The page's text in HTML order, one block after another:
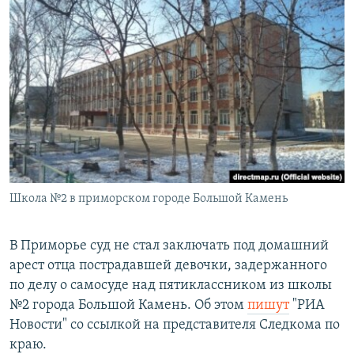
поиску
СЕВЕР.РЕАЛИИ
СИБИРЬ.РЕАЛИИ
РАСПИСАНИЕ ВЕЩАНИЯ
ПОДПИШИТЕСЬ НА РАССЫЛКУ
СОЦИАЛЬНЫЕ СЕТИ
Все сайты РСЕ/РС
Школа №2 в приморском городе Большой Камень
В Приморье суд не стал заключать под домашний
арест отца пострадавшей девочки, задержанного
по делу о самосуде над пятиклассником из школы
№2 города Большой Камень. Об этом пишут"РИА
Новости" со ссылкой на представителя Следкома по
краю.